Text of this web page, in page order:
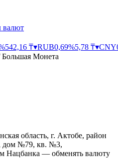
валют
542,16 ₸▾RUB0,69%5,78 ₸▾CNY
Большая Монета
область, г. Актобе, район
дом №79, кв. №3,
Нацбанка — обменять валюту